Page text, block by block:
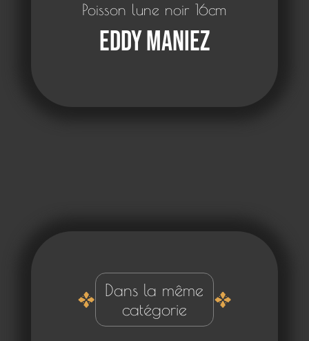
Poisson lune noir 16cm
Eddy Maniez
Dans la même
catégorie